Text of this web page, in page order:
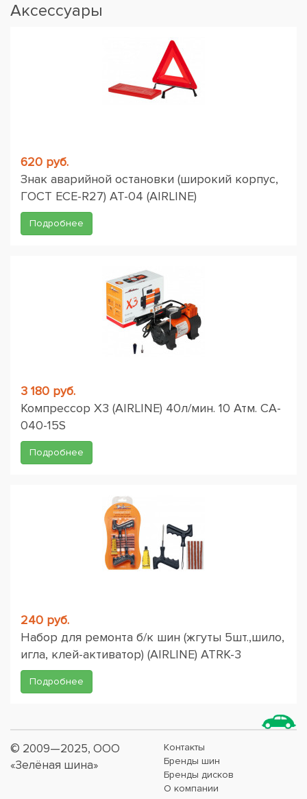
Аксессуары
620 руб.
Знак аварийной остановки (широкий корпус,
ГОСТ ЕСЕ-R27) AT-04 (AIRLINE)
Подробнее
3 180 руб.
Компрессор X3 (AIRLINE) 40л/мин. 10 Атм. CA-
040-15S
Подробнее
240 руб.
Набор для ремонта б/к шин (жгуты 5шт.,шило,
игла, клей-активатор) (AIRLINE) ATRK-3
Подробнее
© 2009—2025, ООО
«Зелёная шина»
Контакты
Бренды шин
Бренды дисков
О компании